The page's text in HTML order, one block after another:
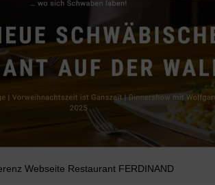
Webseite Restaurant FERDINAND